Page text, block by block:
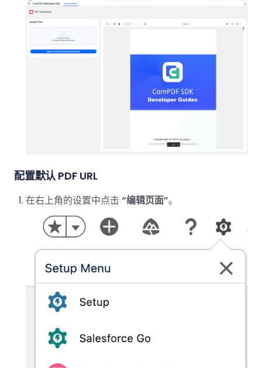
Ruby 指
配置默认 PDF URL
在右上角的设置中点击 “编辑页面”。